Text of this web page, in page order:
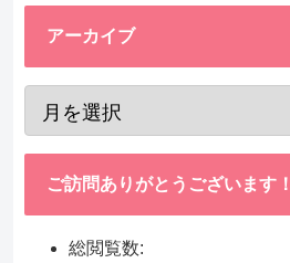
アーカイブ
ご訪問ありがとうございます！
総閲覧数: